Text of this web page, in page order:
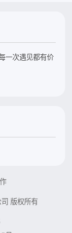
一次遇见都有价
版权所有